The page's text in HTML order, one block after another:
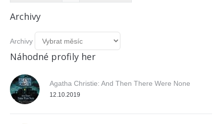
Archivy
Archivy
Náhodné profily her
Agatha Christie: And Then There Were None
12.10.2019